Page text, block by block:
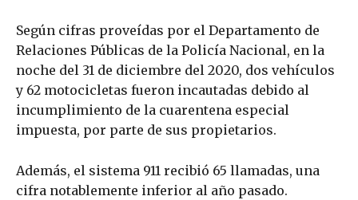
Según cifras proveídas por el Departamento de
Relaciones Públicas de la Policía Nacional, en la
noche del 31 de diciembre del 2020, dos vehículos
y 62 motocicletas fueron incautadas debido al
incumplimiento de la cuarentena especial
impuesta, por parte de sus propietarios.
Además, el sistema 911 recibió 65 llamadas, una
cifra notablemente inferior al año pasado.